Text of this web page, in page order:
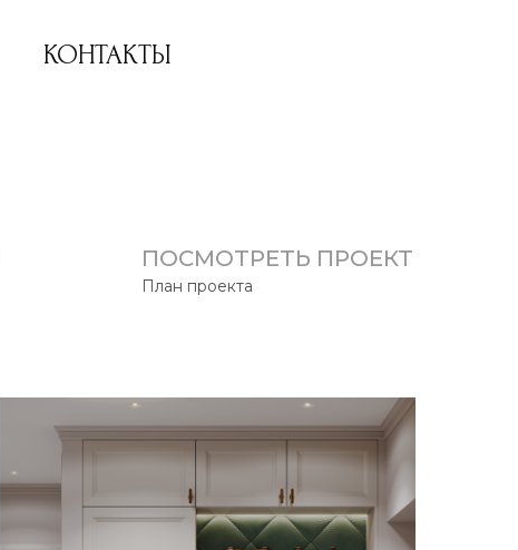
КОНТАКТЫ
ПОСМОТРЕТЬ ПРОЕКТ
План проекта